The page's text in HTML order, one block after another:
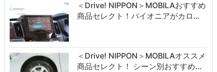
＜Drive! NIPPON＞MOBILAおすすめ
商品セレクト！パイオニアがカロ…
＜Drive! NIPPON＞MOBILAオススメ
商品セレクト！ シーン別おすすめ…